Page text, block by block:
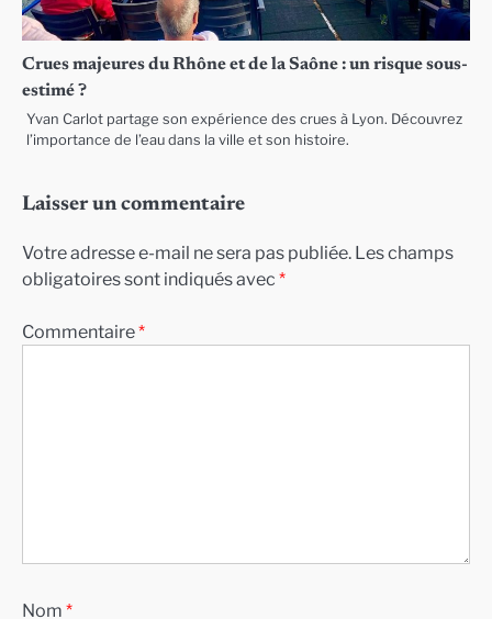
Crues majeures du Rhône et de la Saône : un risque sous-
estimé ?
Yvan Carlot partage son expérience des crues à Lyon. Découvrez
l’importance de l’eau dans la ville et son histoire.
Laisser un commentaire
Votre adresse e-mail ne sera pas publiée. Les champs
obligatoires sont indiqués avec *
Commentaire*
Nom *